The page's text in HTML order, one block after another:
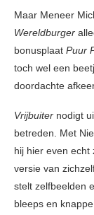
Maar Meneer
Wereldburger
bonusplaat Puur
toch wel een
doordachte
Vrijbuiter nodigt
betreden. Met
hij hier even echt
versie van
stelt zelfbeelden
bleeps en